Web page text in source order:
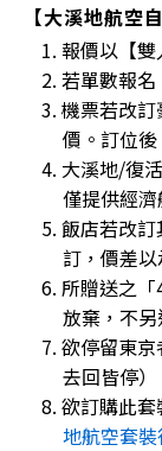
【大溪地航空
1. 報價以【
2. 若單數報
3. 機票若改
價。訂位
4. 大溪地/復
僅提供經
5. 飯店若改
訂，價差
6. 所贈送之
放棄，不另
7. 欲停留東
去回皆停
8. 欲訂購此
地航空套